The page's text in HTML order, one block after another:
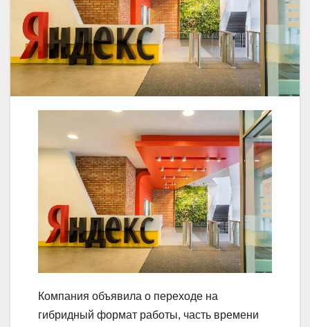
Компания объявила о переходе на
гибридный формат работы, часть времени